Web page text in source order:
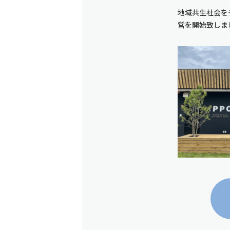
地域共生社会
営を開始致し